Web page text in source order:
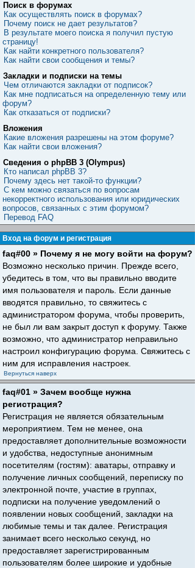
Поиск в форумах
Как осуществлять поиск в форумах?
Почему поиск не дает результатов?
В результате моего поиска я получил пустую
страницу!
Как найти конкретного пользователя?
Как найти свои сообщения и темы?
Закладки и подписки на темы
Чем отличаются закладки от подписок?
Как мне подписаться на определенную тему или
форум?
Как отказаться от подписки?
Вложения
Какие вложения разрешены на этом форуме?
Как найти свои вложения?
Сведения о phpBB 3 (Olympus)
Кто написал phpBB 3?
Почему здесь нет такой-то функции?
С кем можно связаться по вопросам
некорректного использования или юридических
вопросов, связанных с этим форумом?
Перевод FAQ
Вход на форум и регистрация
faq#00 » Почему я не могу войти на форум?
Возможно несколько причин. Прежде всего,
убедитесь в том, что вы правильно вводите
имя пользователя и пароль. Если данные
вводятся правильно, то свяжитесь с
администратором форума, чтобы проверить,
не был ли вам закрыт доступ к форуму. Также
возможно, что администратор неправильно
настроил конфигурацию форума. Свяжитесь с
ним для исправления настроек.
Вернуться наверх
faq#01 » Зачем вообще нужна
регистрация?
Регистрация не является обязательным
мероприятием. Тем не менее, она
предоставляет дополнительные возможности
и удобства, недоступные анонимным
посетителям (гостям): аватары, отправку и
получение личных сообщений, переписку по
электронной почте, участие в группах,
подписки на получение уведомлений о
появлении новых сообщений, закладки на
любимые темы и так далее. Регистрация
занимает всего несколько секунд, но
предоставляет зарегистрированным
пользователям более широкие и удобные